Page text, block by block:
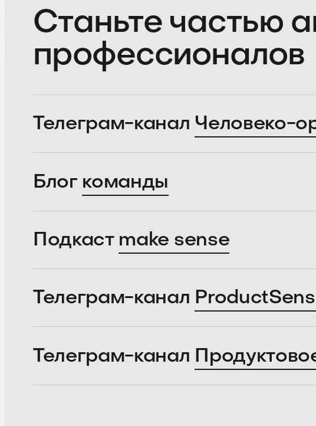
Станьте частью
профессионалов
Телеграм-канал Человеко-
Блог команды
Подкаст make sense
Телеграм-канал
Телеграм-канал